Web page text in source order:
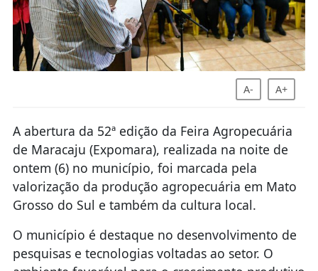
A- A+
A abertura da 52ª edição da Feira Agropecuária
de Maracaju (Expomara), realizada na noite de
ontem (6) no município, foi marcada pela
valorização da produção agropecuária em Mato
Grosso do Sul e também da cultura local.
O município é destaque no desenvolvimento de
pesquisas e tecnologias voltadas ao setor. O